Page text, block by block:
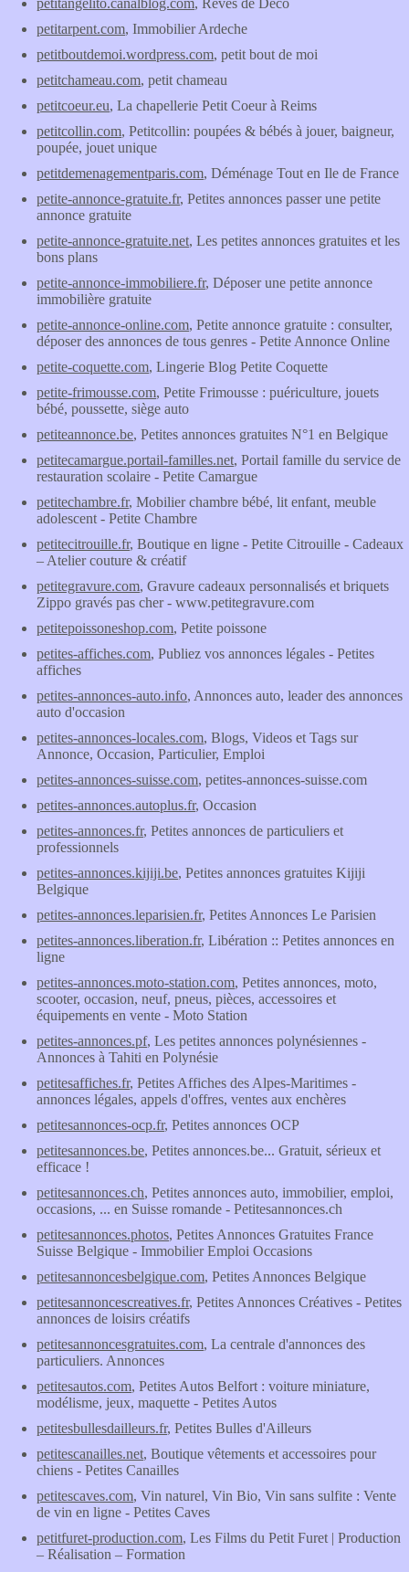
petitangelito.canalblog.com, Rêves de Deco
petitarpent.com, Immobilier Ardeche
petitboutdemoi.wordpress.com, petit bout de moi
petitchameau.com, petit chameau
petitcoeur.eu, La chapellerie Petit Coeur à Reims
petitcollin.com, Petitcollin: poupées & bébés à jouer, baigneur,
poupée, jouet unique
petitdemenagementparis.com, Déménage Tout en Ile de France
petite-annonce-gratuite.fr, Petites annonces passer une petite
annonce gratuite
petite-annonce-gratuite.net, Les petites annonces gratuites et les
bons plans
petite-annonce-immobiliere.fr, Déposer une petite annonce
immobilière gratuite
petite-annonce-online.com, Petite annonce gratuite : consulter,
déposer des annonces de tous genres - Petite Annonce Online
petite-coquette.com, Lingerie Blog Petite Coquette
petite-frimousse.com, Petite Frimousse : puériculture, jouets
bébé, poussette, siège auto
petiteannonce.be, Petites annonces gratuites N°1 en Belgique
petitecamargue.portail-familles.net, Portail famille du service de
restauration scolaire - Petite Camargue
petitechambre.fr, Mobilier chambre bébé, lit enfant, meuble
adolescent - Petite Chambre
petitecitrouille.fr, Boutique en ligne - Petite Citrouille - Cadeaux
– Atelier couture & créatif
petitegravure.com, Gravure cadeaux personnalisés et briquets
Zippo gravés pas cher - www.petitegravure.com
petitepoissoneshop.com, Petite poissone
petites-affiches.com, Publiez vos annonces légales - Petites
affiches
petites-annonces-auto.info, Annonces auto, leader des annonces
auto d'occasion
petites-annonces-locales.com, Blogs, Videos et Tags sur
Annonce, Occasion, Particulier, Emploi
petites-annonces-suisse.com, petites-annonces-suisse.com
petites-annonces.autoplus.fr, Occasion
petites-annonces.fr, Petites annonces de particuliers et
professionnels
petites-annonces.kijiji.be, Petites annonces gratuites Kijiji
Belgique
petites-annonces.leparisien.fr, Petites Annonces Le Parisien
petites-annonces.liberation.fr, Libération :: Petites annonces en
ligne
petites-annonces.moto-station.com, Petites annonces, moto,
scooter, occasion, neuf, pneus, pièces, accessoires et
équipements en vente - Moto Station
petites-annonces.pf, Les petites annonces polynésiennes -
Annonces à Tahiti en Polynésie
petitesaffiches.fr, Petites Affiches des Alpes-Maritimes -
annonces légales, appels d'offres, ventes aux enchères
petitesannonces-ocp.fr, Petites annonces OCP
petitesannonces.be, Petites annonces.be... Gratuit, sérieux et
efficace !
petitesannonces.ch, Petites annonces auto, immobilier, emploi,
occasions, ... en Suisse romande - Petitesannonces.ch
petitesannonces.photos, Petites Annonces Gratuites France
Suisse Belgique - Immobilier Emploi Occasions
petitesannoncesbelgique.com, Petites Annonces Belgique
petitesannoncescreatives.fr, Petites Annonces Créatives - Petites
annonces de loisirs créatifs
petitesannoncesgratuites.com, La centrale d'annonces des
particuliers. Annonces
petitesautos.com, Petites Autos Belfort : voiture miniature,
modélisme, jeux, maquette - Petites Autos
petitesbullesdailleurs.fr, Petites Bulles d'Ailleurs
petitescanailles.net, Boutique vêtements et accessoires pour
chiens - Petites Canailles
petitescaves.com, Vin naturel, Vin Bio, Vin sans sulfite : Vente
de vin en ligne - Petites Caves
petitfuret-production.com, Les Films du Petit Furet | Production
– Réalisation – Formation